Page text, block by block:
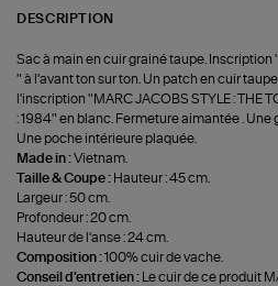
DESCRIPTION
Sac à main en cuir grainé taupe. Inscription
" à l'avant ton sur ton. Un patch en cuir
l'inscription "MARC JACOBS STYLE : THE
: 1984" en blanc. Fermeture aimantée .
Une poche intérieure plaquée.
Made in :Vietnam.
Taille & Coupe : Hauteur : 45 cm.
Largeur : 50 cm.
Profondeur : 20 cm.
Hauteur de l'anse : 24 cm.
Composition :100% cuir de vache.
Conseil d'entretien :
Le cuir de ce produit